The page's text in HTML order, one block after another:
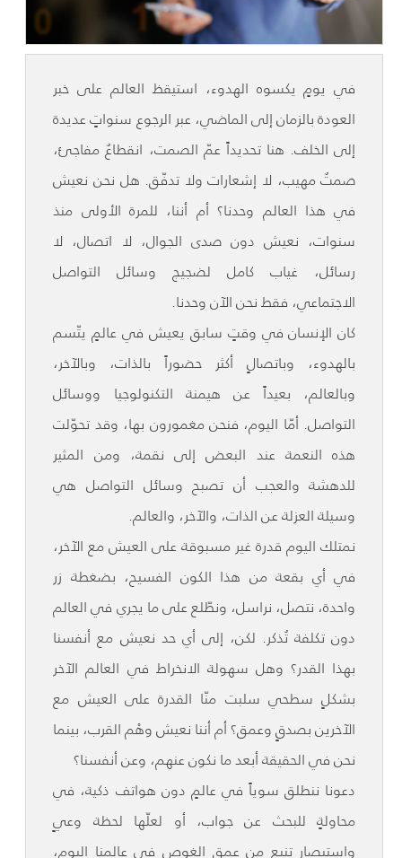
في يومٍ يكسوه الهدوء، استيقظ العالم على خبر
العودة بالزمان إلى الماضي، عبر الرجوع سنواتٍ عديدة
إلى الخلف. هنا تحديداً عمّ الصمت، انقطاعٌ مفاجئ،
صمتٌ مهيب، لا إشعارات ولا تدفّق. هل نحن نعيش
في هذا العالم وحدنا؟ أم أننا، للمرة الأولى منذ
سنوات، نعيش دون صدى الجوال، لا اتصال، لا
رسائل، غياب كامل لضجيج وسائل التواصل
الاجتماعي، فقط نحن الآن وحدنا.
كان الإنسان في وقتٍ سابق يعيش في عالمٍ يتّسم
بالهدوء، وباتصالٍ أكثر حضوراً بالذات، وبالآخر،
وبالعالم، بعيداً عن هيمنة التكنولوجيا ووسائل
التواصل. أمّا اليوم، فنحن مغمورون بها، وقد تحوّلت
هذه النعمة عند البعض إلى نقمة، ومن المثير
للدهشة والعجب أن تصبح وسائل التواصل هي
وسيلة العزلة عن الذات، والآخر، والعالم.
نمتلك اليوم قدرة غير مسبوقة على العيش مع الآخر،
في أي بقعة من هذا الكون الفسيح، بضغطة زر
واحدة، نتصل، نراسل، ونطّلع على ما يجري في العالم
دون تكلفة تُذكر. لكن، إلى أي حد نعيش مع أنفسنا
بهذا القدر؟ وهل سهولة الانخراط في العالم الآخر
بشكلٍ سطحي سلبت منّا القدرة على العيش مع
الآخرين بصدقٍ وعمق؟ أم أننا نعيش وهْم القرب، بينما
نحن في الحقيقة أبعد ما نكون عنهم، وعن أنفسنا؟
دعونا ننطلق سوياً في عالمٍ دون هواتف ذكية، في
محاولةٍ للبحث عن جواب، أو لعلّها لحظة وعيٍ
واستبصار تنبع من عمق الغوص في عالمنا اليوم،